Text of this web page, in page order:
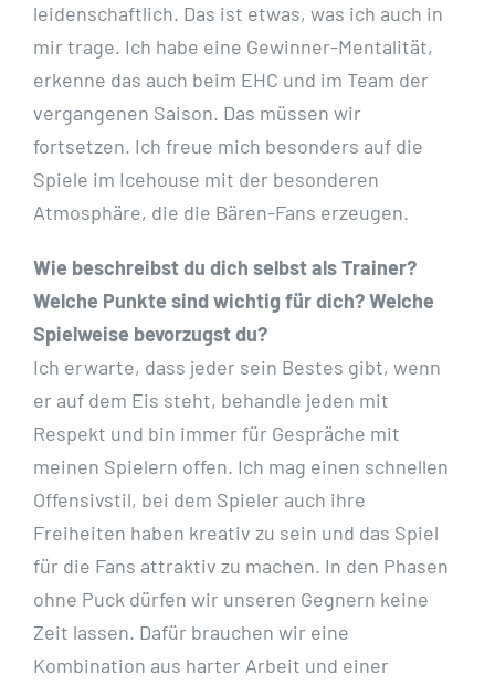
leidenschaftlich. Das ist etwas, was ich auch in
mir trage. Ich habe eine Gewinner-Mentalität,
erkenne das auch beim EHC und im Team der
vergangenen Saison. Das müssen wir
fortsetzen. Ich freue mich besonders auf die
Spiele im Icehouse mit der besonderen
Atmosphäre, die die Bären-Fans erzeugen.
Wie beschreibst du dich selbst als Trainer?
Welche Punkte sind wichtig für dich? Welche
Spielweise bevorzugst du?
Ich erwarte, dass jeder sein Bestes gibt, wenn
er auf dem Eis steht, behandle jeden mit
Respekt und bin immer für Gespräche mit
meinen Spielern offen. Ich mag einen schnellen
Offensivstil, bei dem Spieler auch ihre
Freiheiten haben kreativ zu sein und das Spiel
für die Fans attraktiv zu machen. In den Phasen
ohne Puck dürfen wir unseren Gegnern keine
Zeit lassen. Dafür brauchen wir eine
Kombination aus harter Arbeit und einer